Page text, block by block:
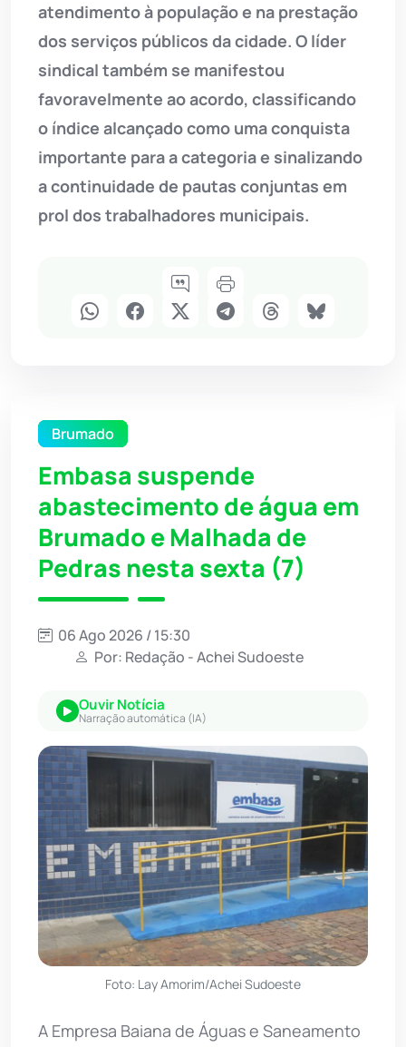
atendimento à população e na prestação
dos serviços públicos da cidade. O líder
sindical também se manifestou
favoravelmente ao acordo, classificando
o índice alcançado como uma conquista
importante para a categoria e sinalizando
a continuidade de pautas conjuntas em
prol dos trabalhadores municipais.
Brumado
Embasa suspende
abastecimento de água em
Brumado e Malhada de
Pedras nesta sexta (7)
06 Ago 2026 / 15:30
Por: Redação - Achei Sudoeste
Ouvir Notícia
Narração automática (IA)
Foto: Lay Amorim/Achei Sudoeste
A Empresa Baiana de Águas e Saneamento